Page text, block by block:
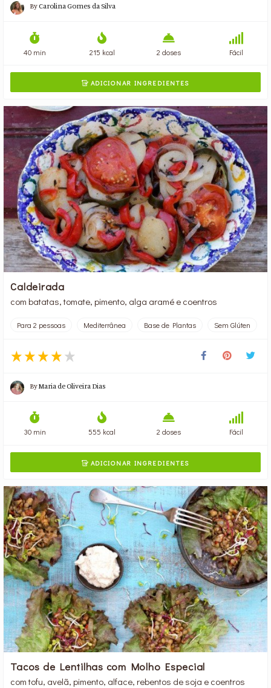
ByCarolina Gomes da Silva
40 min 215 kcal 2 doses Fácil
ADICIONAR INGREDIENTES
Caldeirada
com batatas, tomate, pimento, alga aramé e coentros
Para 2 pessoas Mediterrânea Base de Plantas Sem Glúten
ByMaria de Oliveira Dias
30 min 555 kcal 2 doses Fácil
ADICIONAR INGREDIENTES
Tacos de Lentilhas com Molho Especial
com tofu, avelã, pimento, alface, rebentos de soja e coentros